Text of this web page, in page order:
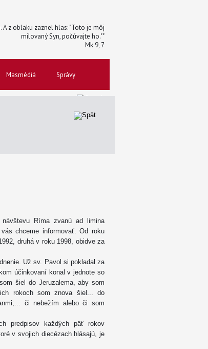
z oblaku zaznel hlas: "Toto je môj
milovaný Syn, počúvajte ho.""
Mk 9, 7
Masmédiá Správy
Ríma zvanú ad limina
chceme informovať. Od roku
druhá v roku 1998, obidve za
Už sv. Pavol si pokladal za
účinkovaní konal v jednote so
šiel do Jeruzalema, aby som
rokoch som znova šiel... do
či nebežím alebo či som
predpisov každých päť rokov
v svojich diecézach hlásajú, je